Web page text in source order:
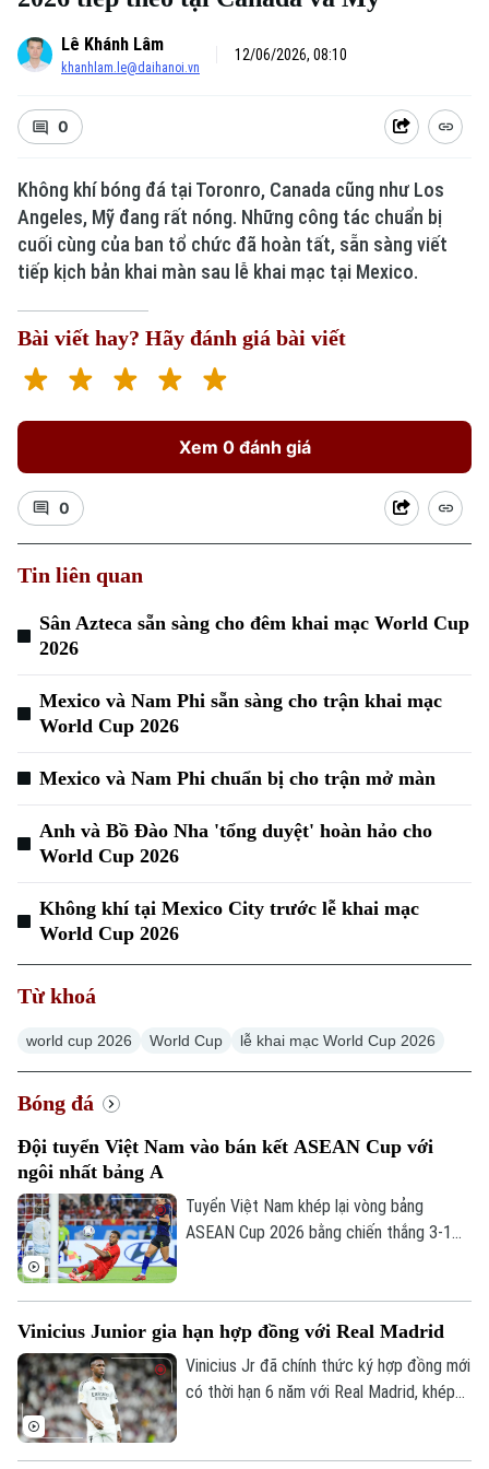
Xu hướng
Lê Khánh Lâm
khanhlam.le@daihanoi.vn
12/06/2026, 08:10
0
Không khí bóng đá tại Toronro, Canada cũng như Los
Angeles, Mỹ đang rất nóng. Những công tác chuẩn bị
cuối cùng của ban tổ chức đã hoàn tất, sẵn sàng viết
tiếp kịch bản khai màn sau lễ khai mạc tại Mexico.
Bài viết hay? Hãy đánh giá bài viết
Xem 0 đánh giá
0
Tin liên quan
Sân Azteca sẵn sàng cho đêm khai mạc World Cup
2026
Mexico và Nam Phi sẵn sàng cho trận khai mạc
World Cup 2026
Mexico và Nam Phi chuẩn bị cho trận mở màn
Anh và Bồ Đào Nha 'tổng duyệt' hoàn hảo cho
World Cup 2026
Không khí tại Mexico City trước lễ khai mạc
World Cup 2026
Từ khoá
world cup 2026 World Cup lễ khai mạc World Cup 2026
Bóng đá
Đội tuyển Việt Nam vào bán kết ASEAN Cup với
ngôi nhất bảng A
Tuyển Việt Nam khép lại vòng bảng
ASEAN Cup 2026 bằng chiến thắng 3-1
tạo đà thuận lợi trước vòng bán kết.
Vinicius Junior gia hạn hợp đồng với Real Madrid
Vinicius Jr đã chính thức ký hợp đồng mới
có thời hạn 6 năm với Real Madrid, khép